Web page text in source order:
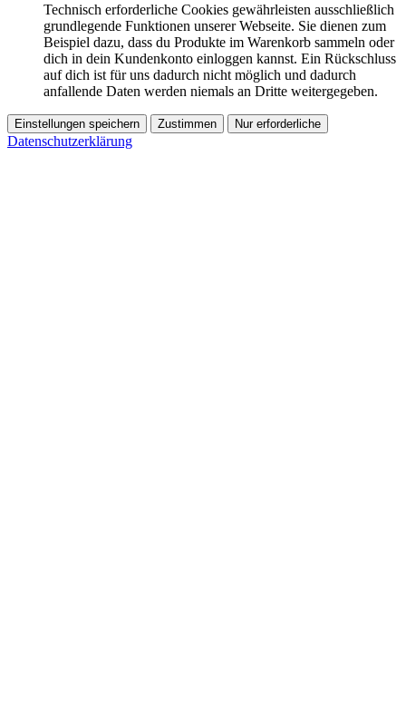
Technisch erforderliche Cookies gewährleisten ausschließlich
grundlegende Funktionen unserer Webseite. Sie dienen zum
Beispiel dazu, dass du Produkte im Warenkorb sammeln oder
dich in dein Kundenkonto einloggen kannst. Ein Rückschluss
auf dich ist für uns dadurch nicht möglich und dadurch
anfallende Daten werden niemals an Dritte weitergegeben.
Einstellungen speichern Zustimmen Nur erforderliche
Datenschutzerklärung